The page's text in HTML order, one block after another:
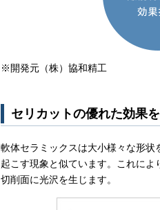
※開発元（株）協和精工
セリカットの優れた効果
軟体セラミックスは大小様々な形
起こす現象と似ています。これによ
切削面に光沢を生じます。